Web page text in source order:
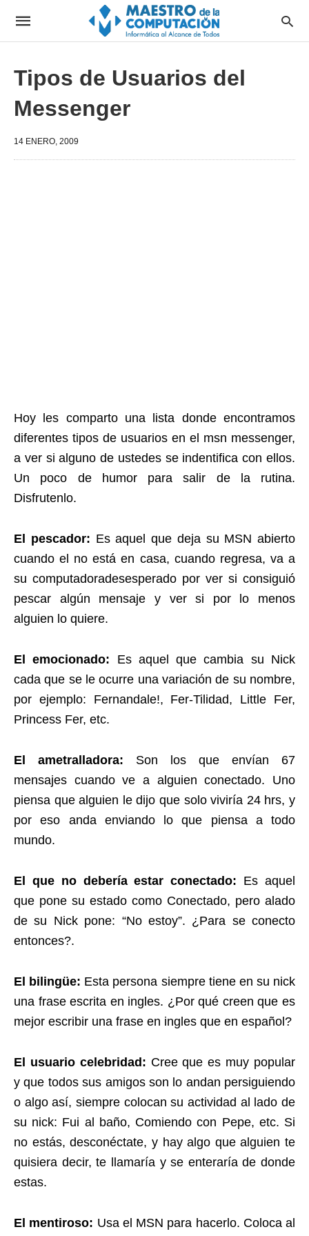
Tipos de Usuarios del
Messenger
14 ENERO, 2009
Hoy les comparto una lista donde encontramos
diferentes tipos de usuarios en el msn messenger,
a ver si alguno de ustedes se indentifica con ellos.
Un poco de humor para salir de la rutina.
Disfrutenlo.
El pescador: Es aquel que deja su MSN abierto
cuando el no está en casa, cuando regresa, va a
su computadoradesesperado por ver si consiguió
pescar algún mensaje y ver si por lo menos
alguien lo quiere.
El emocionado: Es aquel que cambia su Nick
cada que se le ocurre una variación de su nombre,
por ejemplo: Fernandale!, Fer-Tilidad, Little Fer,
Princess Fer, etc.
El ametralladora: Son los que envían 67
mensajes cuando ve a alguien conectado. Uno
piensa que alguien le dijo que solo viviría 24 hrs, y
por eso anda enviando lo que piensa a todo
mundo.
El que no debería estar conectado: Es aquel
que pone su estado como Conectado, pero alado
de su Nick pone: “No estoy”. ¿Para se conecto
entonces?.
El bilingüe: Esta persona siempre tiene en su nick
una frase escrita en ingles. ¿Por qué creen que es
mejor escribir una frase en ingles que en español?
El usuario celebridad: Cree que es muy popular
y que todos sus amigos son lo andan persiguiendo
o algo así, siempre colocan su actividad al lado de
su nick: Fui al baño, Comiendo con Pepe, etc. Si
no estás, desconéctate, y hay algo que alguien te
quisiera decir, te llamaría y se enteraría de donde
estas.
El mentiroso: Usa el MSN para hacerlo. Coloca al